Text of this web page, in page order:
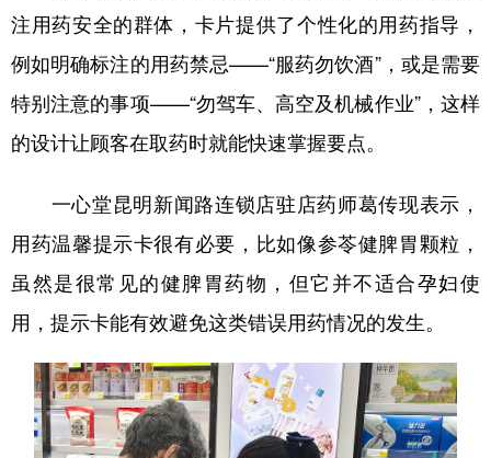
注用药安全的群体，卡片提供了个性化的用药指导，
例如明确标注的用药禁忌——“服药勿饮酒”，或是需要
特别注意的事项——“勿驾车、高空及机械作业”，这样
的设计让顾客在取药时就能快速掌握要点。
一心堂昆明新闻路连锁店驻店药师葛传现表示，
用药温馨提示卡很有必要，比如像参苓健脾胃颗粒，
虽然是很常见的健脾胃药物，但它并不适合孕妇使
用，提示卡能有效避免这类错误用药情况的发生。